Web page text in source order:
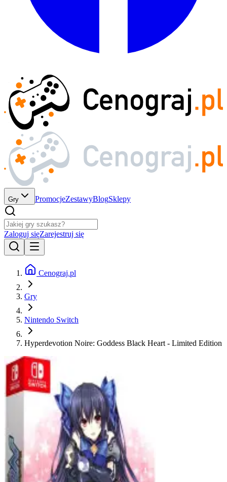
Gry PromocjeZestawyBlogSklepy
Zaloguj sięZarejestruj się
Cenograj.pl
Gry
Nintendo Switch
Hyperdevotion Noire: Goddess Black Heart - Limited Edition